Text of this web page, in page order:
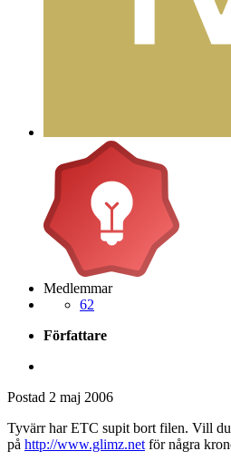
Medlemmar
62
Författare
Postad 2 maj 2006
Tyvärr har ETC supit bort filen. Vill
på http://www.glimz.net för några